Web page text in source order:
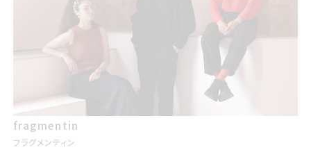
fragmentin
フラグメンティン